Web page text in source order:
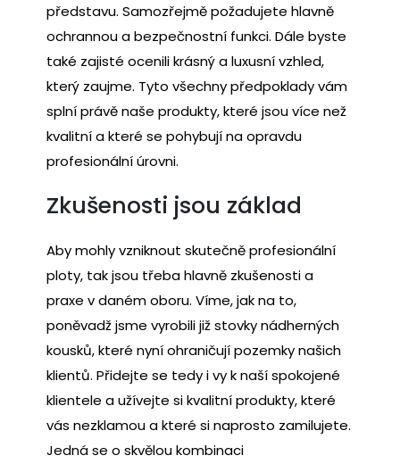
představu. Samozřejmě požadujete hlavně
ochrannou a bezpečnostní funkci. Dále byste
také zajisté ocenili krásný a luxusní vzhled,
který zaujme. Tyto všechny předpoklady vám
splní právě naše produkty, které jsou více než
kvalitní a které se pohybují na opravdu
profesionální úrovni.
Zkušenosti jsou základ
Aby mohly vzniknout skutečně profesionální
ploty, tak jsou třeba hlavně zkušenosti a
praxe v daném oboru. Víme, jak na to,
poněvadž jsme vyrobili již stovky nádherných
kousků, které nyní ohraničují pozemky našich
klientů. Přidejte se tedy i vy k naší spokojené
klientele a užívejte si kvalitní produkty, které
vás nezklamou a které si naprosto zamilujete.
Jedná se o skvělou kombinaci